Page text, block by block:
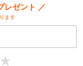
レゼント ／
ます